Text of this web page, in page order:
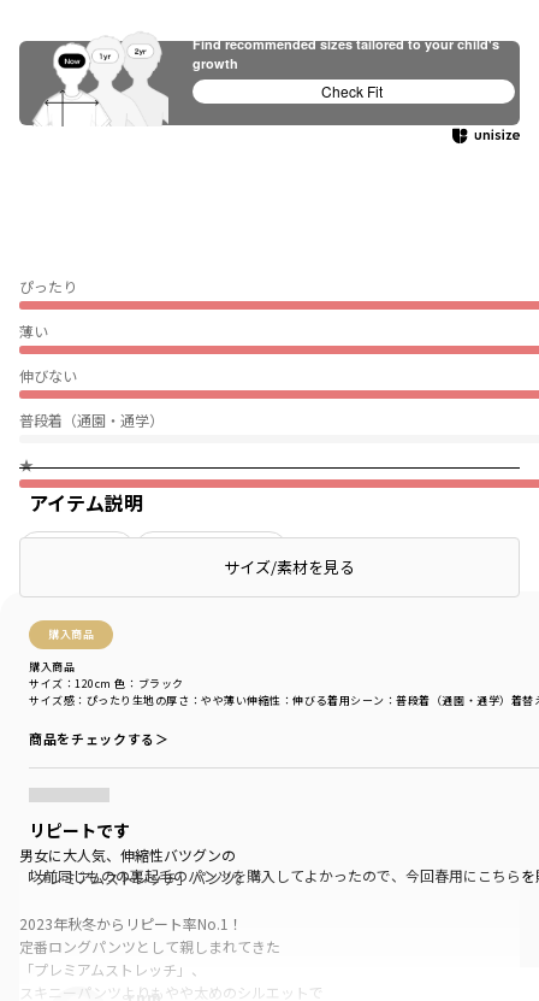
ぴったり
薄い
伸びない
普段着（通園・通学）
★
購入商品
購入商品
サイズ感 ：ぴったり 生地の厚さ ：やや薄い伸縮性 ：伸びる着用シーン ：普段着（通園・通学） 着替
サイズ：120cm 色：ブラック
商品をチェックする＞
リピートです
以前同じものの裏起毛のパンツを購入してよかったので、今回春用にこちら
アイテム説明
サイズ/素材を見る
男女に大人気、伸縮性バツグンの
「プレミアムストレッチ」パンツ。
2023年秋冬からリピート率No.1！
定番ロングパンツとして親しまれてきた
「プレミアムストレッチ」、
スキニーパンツよりもやや太めのシルエットで
Find recommended sizes tailored to your child's
growth
Check Fit